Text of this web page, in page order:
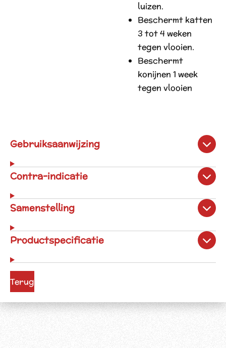
luizen.
Beschermt katten
3 tot 4 weken
tegen vlooien.
Beschermt
konijnen 1 week
tegen vlooien
Gebruiksaanwijzing
Contra-indicatie
Samenstelling
Productspecificatie
Terug